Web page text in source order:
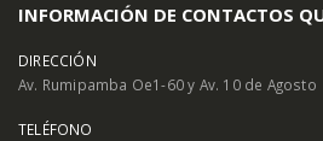
INFORMACIÓN DE CONTACTOS
DIRECCIÓN
Av. Rumipamba Oe1-60 y Av. 10 de Agosto
TELÉFONO